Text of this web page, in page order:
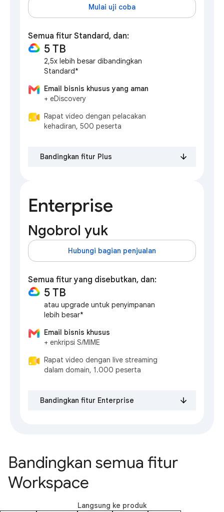
Mulai uji coba
Semua fitur Standard, dan:
5 TB
2,5x lebih besar dibandingkan
Standard*
Email bisnis khusus yang aman
+ eDiscovery
Rapat video dengan pelacakan
kehadiran, 500 peserta
Bandingkan fitur Plus
Enterprise
Ngobrol yuk
Hubungi bagian penjualan
Semua fitur yang disebutkan, dan:
5 TB
atau upgrade untuk penyimpanan
lebih besar*
Email bisnis khusus
+ enkripsi S/MIME
Rapat video dengan live streaming
dalam domain, 1.000 peserta
Bandingkan fitur Enterprise
Bandingkan semua fitur
Workspace
Langsung ke produk